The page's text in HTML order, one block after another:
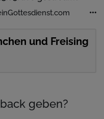
und Freising
geben?